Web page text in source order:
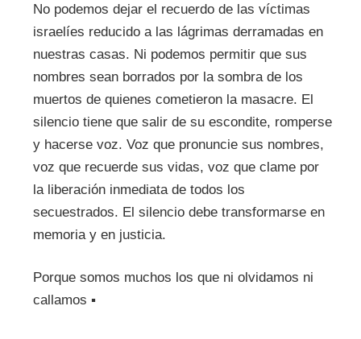
No podemos dejar el recuerdo de las víctimas
israelíes reducido a las lágrimas derramadas en
nuestras casas. Ni podemos permitir que sus
nombres sean borrados por la sombra de los
muertos de quienes cometieron la masacre. El
silencio tiene que salir de su escondite, romperse
y hacerse voz. Voz que pronuncie sus nombres,
voz que recuerde sus vidas, voz que clame por
la liberación inmediata de todos los
secuestrados. El silencio debe transformarse en
memoria y en justicia.
Porque somos muchos los que ni olvidamos ni
callamos ▪